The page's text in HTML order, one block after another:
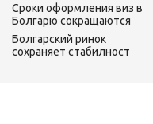
Сроки оформления виз в
Болгарю сокращаются
Болгарский ринок
сохраняет стабилност